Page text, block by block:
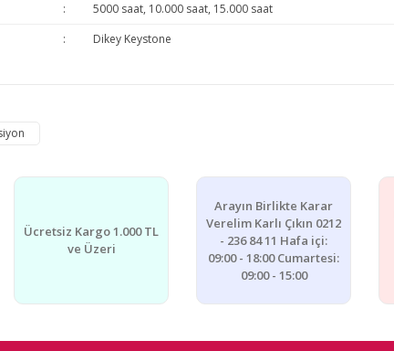
:
5000 saat, 10.000 saat, 15.000 saat
: Dikey Keystone
ederiz.
veya görüntülenemiyor.
bulunuyor.
daha pahalı.
Ücretsiz Kargo 1.000 TL
ve Üzeri
Arayın Birlikte Karar
Verelim Karlı Çıkın 0212
- 236 84 11 Hafa içi:
09:00 - 18:00 Cumartesi:
09:00 - 15:00